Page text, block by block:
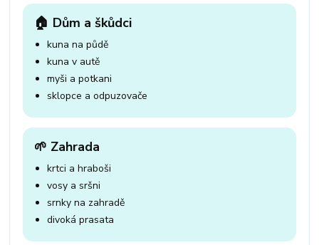
🏠 Dům a škůdci
kuna na půdě
kuna v autě
myši a potkani
sklopce a odpuzovače
🌱 Zahrada
krtci a hraboši
vosy a sršni
srnky na zahradě
divoká prasata